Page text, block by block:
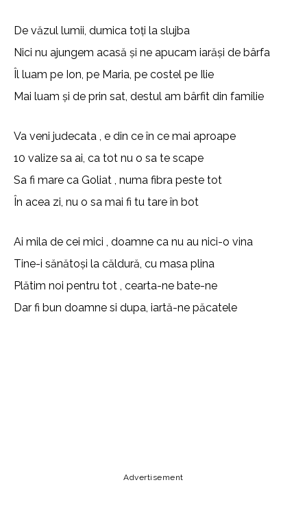
De văzul lumii, dumica toți la slujba
Nici nu ajungem acasă și ne apucam iarăși de bârfa
Îl luam pe Ion, pe Maria, pe costel pe Ilie
Mai luam și de prin sat, destul am bârfit din familie
Va veni judecata , e din ce în ce mai aproape
10 valize sa ai, ca tot nu o sa te scape
Sa fi mare ca Goliat , numa fibra peste tot
În acea zi, nu o sa mai fi tu tare în bot
Ai mila de cei mici , doamne ca nu au nici-o vina
Tine-i sănătoși la căldură, cu masa plina
Plătim noi pentru tot , cearta-ne bate-ne
Dar fi bun doamne si dupa, iartă-ne păcatele
Advertisement